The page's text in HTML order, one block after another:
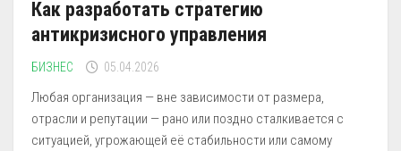
Как разработать стратегию
антикризисного управления
БИЗНЕС 05.04.2026
Любая организация — вне зависимости от размера,
отрасли и репутации — рано или поздно сталкивается с
ситуацией, угрожающей её стабильности или самому